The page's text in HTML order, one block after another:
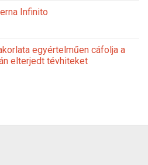
Infinito
egyértelműen cáfolja a
elterjedt tévhiteket